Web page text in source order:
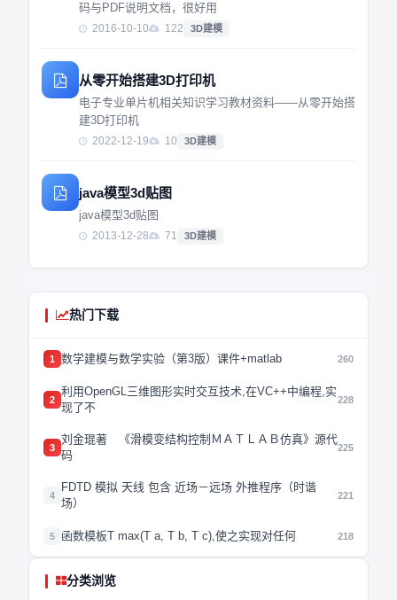
码与PDF说明文档，很好用
2016-10-10 122 3D建模
从零开始搭建3D打印机
电子专业单片机相关知识学习教材资料——从零开始搭
建3D打印机
2022-12-19 10 3D建模
java模型3d贴图
java模型3d贴图
2013-12-28 71 3D建模
热门下载
1 数学建模与数学实验（第3版）课件+matlab 260
2
利用OpenGL三维图形实时交互技术,在VC++中编程,实
现了不
228
3
刘金琨著 《滑模变结构控制ＭＡＴＬＡＢ仿真》源代
码
225
4
FDTD 模拟 天线 包含 近场－远场 外推程序（时谐
场）
221
5 函数模板T max(T a, T b, T c),使之实现对任何 218
分类浏览